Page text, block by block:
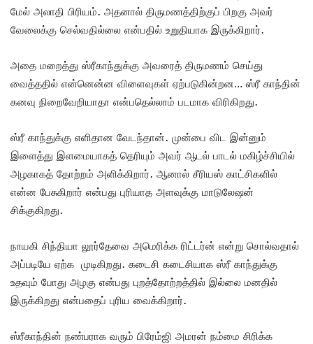
மேல் அலாதி பிரியம். அதனால் திருமணத்திற்குப் பிறகு அவர்
வேலைக்கு செல்வதில்லை என்பதில் உறுதியாக இருக்கிறார்.
அதை மறைத்து ஸ்ரீகாந்துக்கு அவரைத் திருமணம் செய்து
வைத்ததில் என்னென்ன விளைவுகள் ஏற்படுகின்றன… ஸ்ரீ காந்தின்
கனவு நிறைவேறியாதா என்பதெல்லாம் படமாக விரிகிறது.
ஸ்ரீ காந்துக்கு எளிதான வேடந்தான். முன்பை விட இன்னும்
இளைத்து இளமையாகத் தெரியும் அவர் ஆடல் பாடல் மகிழ்ச்சியில்
அழகாகத் தோற்றம் அளிக்கிறார். ஆனால் சீரியஸ் காட்சிகளில்
என்ன பேசுகிறார் என்பது புரியாத அளவுக்கு மாடுலேஷன்
சிக்குகிறது.
நாயகி சிந்தியா லூர்தேவை அமெரிக்க ரிட்டர்ன் என்று சொல்வதால்
அப்படியே ஏற்க முடிகிறது. கடைசி கடைசியாக ஸ்ரீ காந்துக்கு
உதவும் போது அழகு என்பது புறத்தோற்றத்தில் இல்லை மனதில்
இருக்கிறது என்பதைப் புரிய வைக்கிறார்.
ஸ்ரீகாந்தின் நண்பராக வரும் பிரேம்ஜி அமரன் நம்மை சிரிக்க